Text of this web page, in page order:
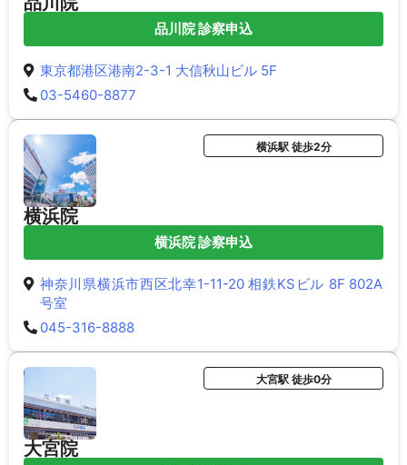
品川院 診察申込
東京都港区港南2-3-1 大信秋山ビル 5F
03-5460-8877
横浜院
横浜駅 徒歩2分
横浜院 診察申込
神奈川県横浜市西区北幸1-11-20 相鉄KSビル 8F 802A
号室
045-316-8888
大宮院
大宮駅 徒歩0分